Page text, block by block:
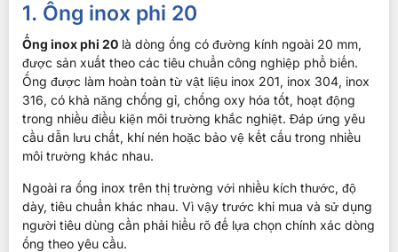
1. Ống inox phi 20
Ống inox phi 20 là dòng ống có đường kính ngoài 20 mm,
được sản xuất theo các tiêu chuẩn công nghiệp phổ biến.
Ống được làm hoàn toàn từ vật liệu inox 201, inox 304, inox
316, có khả năng chống gỉ, chống oxy hóa tốt, hoạt động
trong nhiều điều kiện môi trường khắc nghiệt. Đáp ứng yêu
cầu dẫn lưu chất, khí nén hoặc bảo vệ kết cấu trong nhiều
môi trường khác nhau.
Ngoài ra ống inox trên thị trường với nhiều kích thước, độ
dày, tiêu chuẩn khác nhau. Vì vậy trước khi mua và sử dụng
người tiêu dùng cần phải hiểu rõ đế lựa chọn chính xác dòng
ống theo yêu cầu.